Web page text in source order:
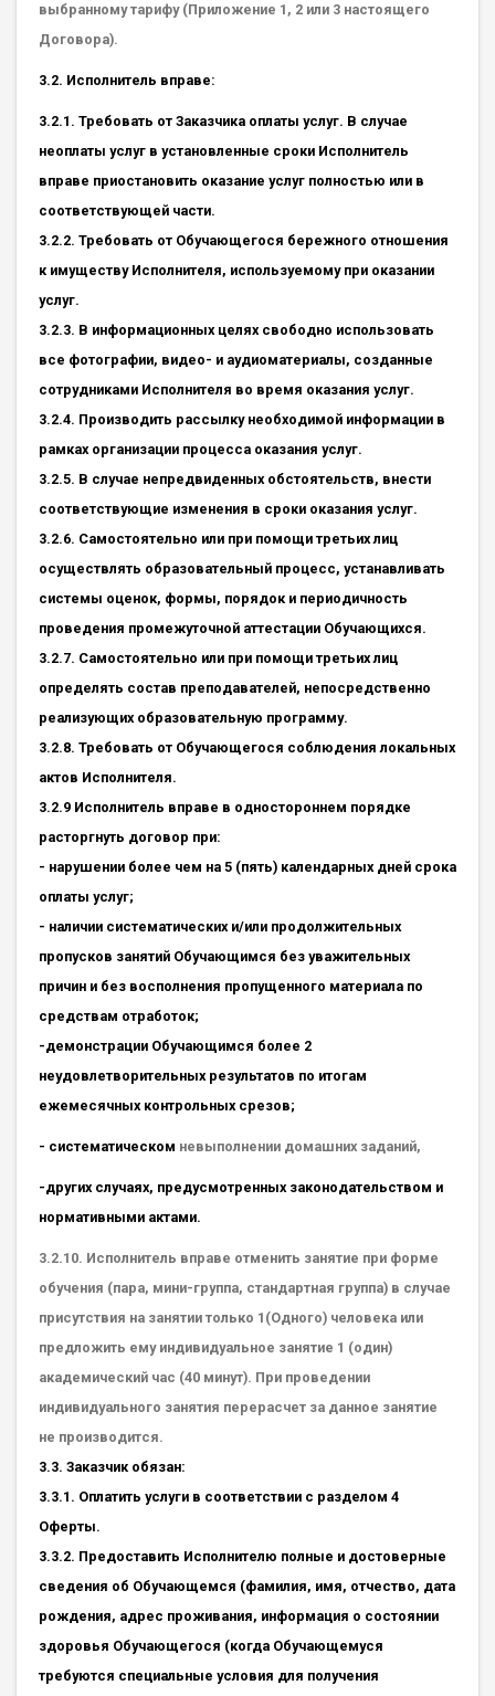
выбранному тарифу (Приложение 1, 2 или 3 настоящего
Договора).
3.2. Исполнитель вправе:
3.2.1. Требовать от Заказчика оплаты услуг. В случае
неоплаты услуг в установленные сроки Исполнитель
вправе приостановить оказание услуг полностью или в
соответствующей части.
3.2.2. Требовать от Обучающегося бережного отношения
к имуществу Исполнителя, используемому при оказании
услуг.
3.2.3. В информационных целях свободно использовать
все фотографии, видео- и аудиоматериалы, созданные
сотрудниками Исполнителя во время оказания услуг.
3.2.4. Производить рассылку необходимой информации в
рамках организации процесса оказания услуг.
3.2.5. В случае непредвиденных обстоятельств, внести
соответствующие изменения в сроки оказания услуг.
3.2.6. Самостоятельно или при помощи третьих лиц
осуществлять образовательный процесс, устанавливать
системы оценок, формы, порядок и периодичность
проведения промежуточной аттестации Обучающихся.
3.2.7. Самостоятельно или при помощи третьих лиц
определять состав преподавателей, непосредственно
реализующих образовательную программу.
3.2.8. Требовать от Обучающегося соблюдения локальных
актов Исполнителя.
3.2.9 Исполнитель вправе в одностороннем порядке
расторгнуть договор при:
- нарушении более чем на 5 (пять) календарных дней срока
оплаты услуг;
- наличии систематических и/или продолжительных
пропусков занятий Обучающимся без уважительных
причин и без восполнения пропущенного материала по
средствам отработок;
-демонстрации Обучающимся более 2
неудовлетворительных результатов по итогам
ежемесячных контрольных срезов;
- систематическом невыполнении домашних заданий,
-других случаях, предусмотренных законодательством и
нормативными актами.
3.2.10. Исполнитель вправе отменить занятие при форме
обучения (пара, мини-группа, стандартная группа) в случае
присутствия на занятии только 1(Одного) человека или
предложить ему индивидуальное занятие 1 (один)
академический час (40 минут). При проведении
индивидуального занятия перерасчет за данное занятие
не производится.
3.3. Заказчик обязан:
3.3.1. Оплатить услуги в соответствии с разделом 4
Оферты.
3.3.2. Предоставить Исполнителю полные и достоверные
сведения об Обучающемся (фамилия, имя, отчество, дата
рождения, адрес проживания, информация о состоянии
здоровья Обучающегося (когда Обучающемуся
требуются специальные условия для получения